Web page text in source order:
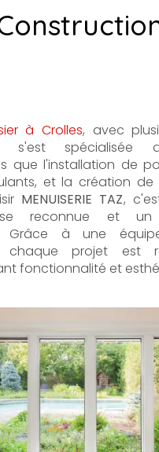
à Crolles, avec
s'est spécialisée
que l'installation de
et la création de
MENUISERIE TAZ,
reconnue et un
Grâce à une
chaque projet est
fonctionnalité et